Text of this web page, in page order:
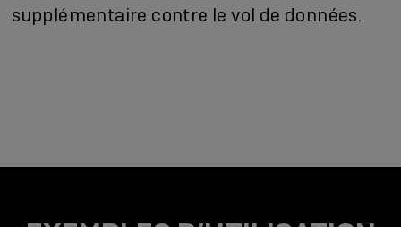
supplémentaire contre le vol de données.